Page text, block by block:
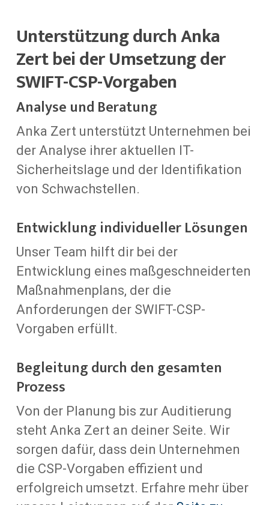
Unterstützung durch Anka
Zert bei der Umsetzung der
SWIFT-CSP-Vorgaben
Analyse und Beratung
Anka Zert unterstützt Unternehmen bei
der Analyse ihrer aktuellen IT-
Sicherheitslage und der Identifikation
von Schwachstellen.
Entwicklung individueller Lösungen
Unser Team hilft dir bei der
Entwicklung eines maßgeschneiderten
Maßnahmenplans, der die
Anforderungen der SWIFT-CSP-
Vorgaben erfüllt.
Begleitung durch den gesamten
Prozess
Von der Planung bis zur Auditierung
steht Anka Zert an deiner Seite. Wir
sorgen dafür, dass dein Unternehmen
die CSP-Vorgaben effizient und
erfolgreich umsetzt. Erfahre mehr über